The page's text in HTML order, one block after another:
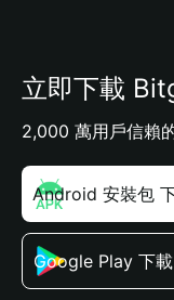
立即下載
2,000 萬用戶信賴
Android 安裝包
Google Play 下載